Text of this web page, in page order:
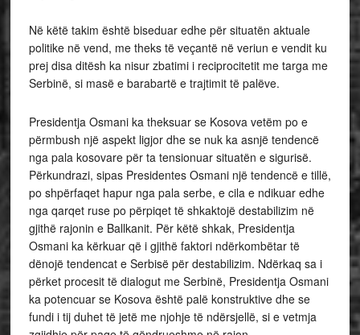
Në këtë takim është biseduar edhe për situatën aktuale
politike në vend, me theks të veçantë në veriun e vendit ku
prej disa ditësh ka nisur zbatimi i reciprocitetit me targa me
Serbinë, si masë e barabartë e trajtimit të palëve.
Presidentja Osmani ka theksuar se Kosova vetëm po e
përmbush një aspekt ligjor dhe se nuk ka asnjë tendencë
nga pala kosovare për ta tensionuar situatën e sigurisë.
Përkundrazi, sipas Presidentes Osmani një tendencë e tillë,
po shpërfaqet hapur nga pala serbe, e cila e ndikuar edhe
nga qarqet ruse po përpiqet të shkaktojë destabilizim në
gjithë rajonin e Ballkanit. Për këtë shkak, Presidentja
Osmani ka kërkuar që i gjithë faktori ndërkombëtar të
dënojë tendencat e Serbisë për destabilizim. Ndërkaq sa i
përket procesit të dialogut me Serbinë, Presidentja Osmani
ka potencuar se Kosova është palë konstruktive dhe se
fundi i tij duhet të jetë me njohje të ndërsjellë, si e vetmja